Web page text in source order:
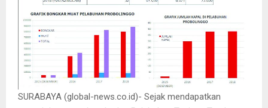
SURABAYA (global-news.co.id)- Sejak mendapatkan